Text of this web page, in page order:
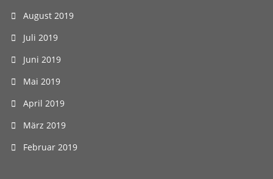
August 2019
Juli 2019
Juni 2019
Mai 2019
April 2019
März 2019
Februar 2019